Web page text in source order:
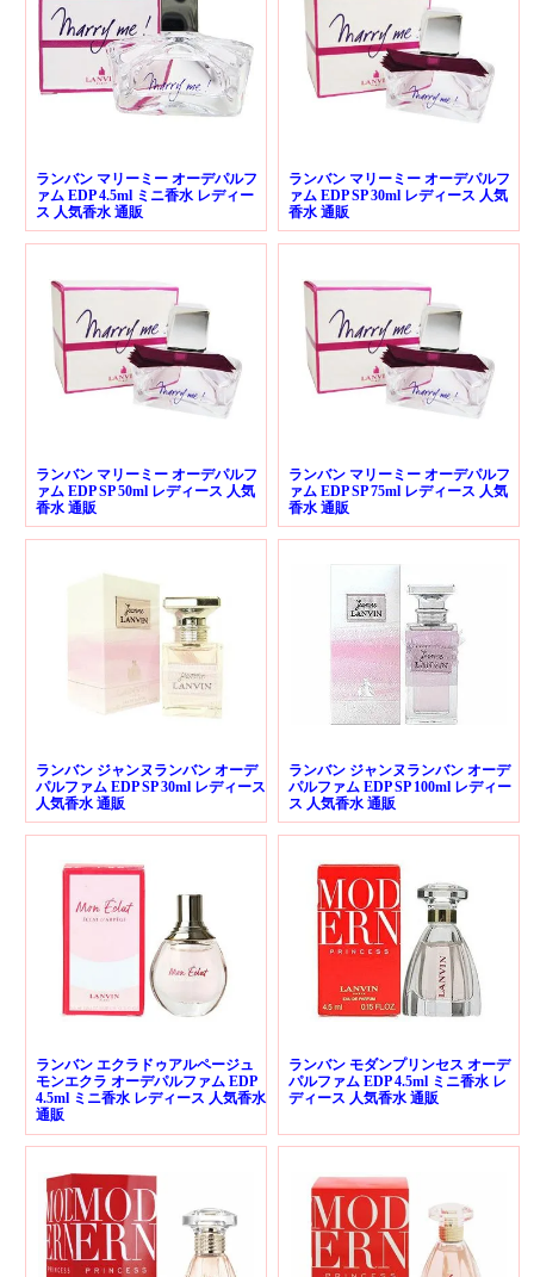
ランバン マリーミー オーデパルフ
ァム EDP 4.5ml ミニ香水 レディー
ス 人気香水 通販
ランバン マリーミー オーデパルフ
ァム EDP SP 30ml レディース 人気
香水 通販
ランバン マリーミー オーデパルフ
ァム EDP SP 50ml レディース 人気
香水 通販
ランバン マリーミー オーデパルフ
ァム EDP SP 75ml レディース 人気
香水 通販
ランバン ジャンヌランバン オーデ
パルファム EDP SP 30ml レディース
人気香水 通販
ランバン ジャンヌランバン オーデ
パルファム EDP SP 100ml レディー
ス 人気香水 通販
ランバン エクラドゥアルページュ
モンエクラ オーデパルファム EDP
4.5ml ミニ香水 レディース 人気香水
通販
ランバン モダンプリンセス オーデ
パルファム EDP 4.5ml ミニ香水 レ
ディース 人気香水 通販